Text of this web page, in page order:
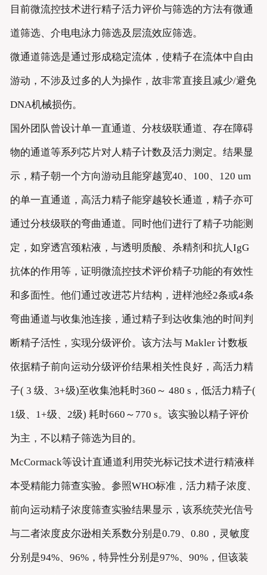
目前微流控技术进行精子活力评价与筛选的方法有微通
道筛选、介电电泳力筛选及层流效应筛选。
微通道筛选是通过形成稳定流体，使精子在流体中自由
游动，不涉及过多的人为操作，故非常直接且减少/避免
DNA机械损伤。
国外团队曾设计单一直通道、分枝级联通道、存在障碍
物的通道等系列芯片对人精子计数及活力测定。结果显
示，精子朝一个方向游动且能穿越宽40、100、120 um
的单一直通道，高活力精子能穿越较长通道，精子亦可
通过分枝级联的弯曲通道。同时他们进行了精子功能测
定，如穿透宫颈粘液，与透明质酸、杀精剂和抗人IgG
抗体的作用等，证明微流控技术评价精子功能的有效性
和多面性。他们通过改进芯片结构，进样池经2条或4条
弯曲通道与收集池连接，通过精子到达收集池的时间判
断精子活性，实现分级评价。该方法与 Makler 计数板
依据精子前向运动分级评价结果相关性良好，高活力精
子( 3 级、3+级)至收集池耗时360～ 480 s，低活力精子(
1级、1+级、2级) 耗时660～770 s。该实验以精子评价
为主，不以精子筛选为目的。
McCormack等设计直通道利用荧光标记技术进行精液样
本受精能力筛查实验。参照WHO标准，活力精子浓度、
前向运动精子浓度筛查实验结果显示，该系统荧光信号
与二者浓度皮尔逊相关系数分别是0.79、0.80，灵敏度
分别是94%、96%，特异性分别是97%、90%，但该装